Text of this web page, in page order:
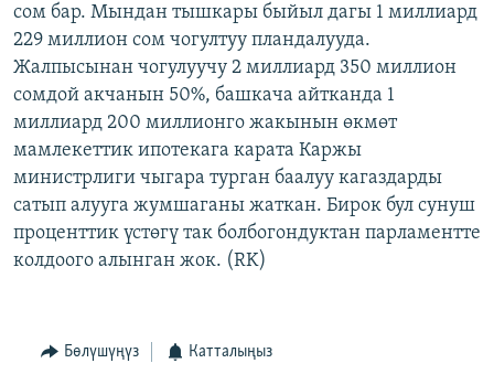
сом бар. Мындан тышкары быйыл дагы 1 миллиард
229 миллион сом чогултуу пландалууда.
Жалпысынан чогулуучу 2 миллиард 350 миллион
сомдой акчанын 50%, башкача айтканда 1
миллиард 200 миллионго жакынын өкмөт
мамлекеттик ипотекага карата Каржы
министрлиги чыгара турган баалуу кагаздарды
сатып алууга жумшаганы жаткан. Бирок бул сунуш
проценттик үстөгү так болбогондуктан парламентте
колдоого алынган жок. (RK)
Бөлүшүңүз Катталыңыз